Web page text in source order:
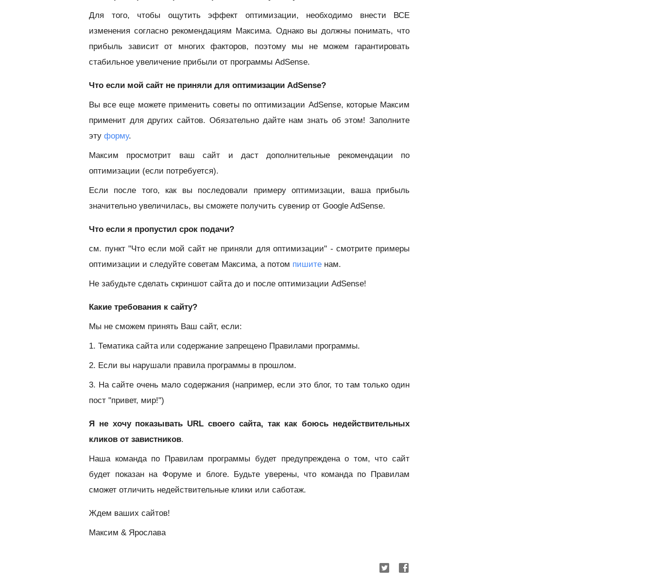
Для того, чтобы ощутить эффект оптимизации, необходимо внести ВСЕ
изменения согласно рекомендациям Максима. Однако вы должны понимать, что
прибыль зависит от многих факторов, поэтому мы не можем гарантировать
стабильное увеличение прибыли от программы AdSense.
Что если мой сайт не приняли для оптимизации AdSense?
Вы все еще можете применить советы по оптимизации AdSense, которые Максим
применит для других сайтов. Обязательно дайте нам знать об этом! Заполните
эту форму.
Максим просмотрит ваш сайт и даст дополнительные рекомендации по
оптимизации (если потребуется).
Если после того, как вы последовали примеру оптимизации, ваша прибыль
значительно увеличилась, вы сможете получить сувенир от Google AdSense.
Что если я пропустил срок подачи?
см. пункт "Что если мой сайт не приняли для оптимизации" - смотрите примеры
оптимизации и следуйте советам Максима, а потом пишите нам.
Не забудьте сделать скриншот сайта до и после оптимизации AdSense!
Какие требования к сайту?
Мы не сможем принять Ваш сайт, если:
1. Тематика сайта или содержание запрещено Правилами программы.
2. Если вы нарушали правила программы в прошлом.
3. На сайте очень мало содержания (например, если это блог, то там только один
пост "привет, мир!")
Я не хочу показывать URL своего сайта, так как боюсь недействительных
кликов от завистников.
Наша команда по Правилам программы будет предупреждена о том, что сайт
будет показан на Форуме и блоге. Будьте уверены, что команда по Правилам
сможет отличить недействительные клики или саботаж.
Ждем ваших сайтов!
Максим & Ярослава